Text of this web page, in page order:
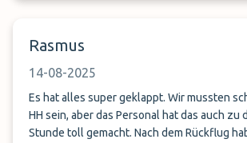
Rasmus
14-08-2025
Es hat alles super geklappt. Wir mussten
HH sein, aber das Personal hat das auch zu
Stunde toll gemacht. Nach dem Rückflug